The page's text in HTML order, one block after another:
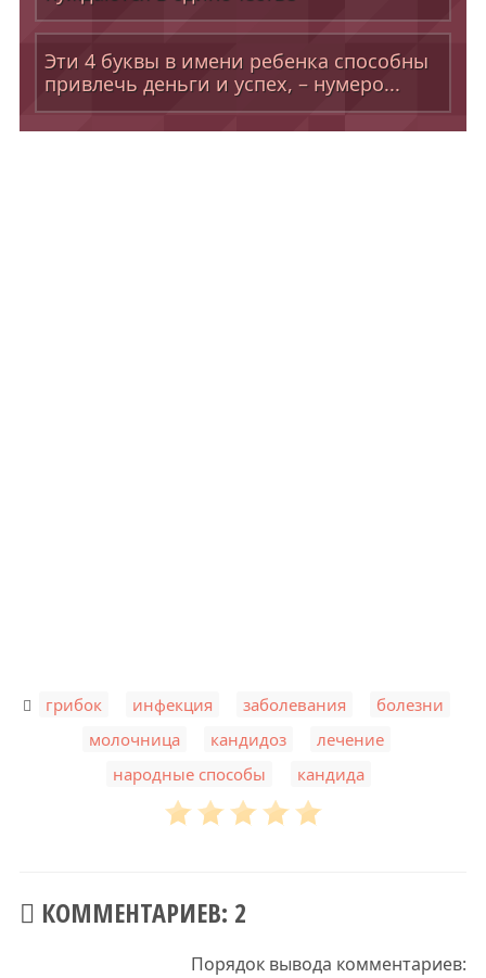
Эти 4 буквы в имени ребенка способны
привлечь деньги и успех, – нумеро...
грибок инфекция заболевания болезни
молочница кандидоз лечение
народные способы кандида
КОММЕНТАРИЕВ: 2
Порядок вывода комментариев: